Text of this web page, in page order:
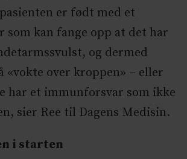
er født med et
som kan fange opp at det har
og dermed
«vokte over kroppen» – eller
har et immunforsvar som ikke
sier Ree til Dagens Medisin.
i starten